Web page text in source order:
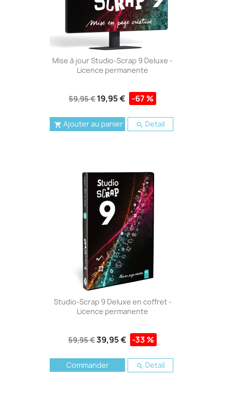
Mise à jour Studio-Scrap 9 Deluxe -
Licence permanente
59,95 €19,95 € -67 %
 Ajouter au panier  Detail
Studio-Scrap 9 Deluxe en coffret -
Licence permanente
59,95 €39,95 € -33 %
Commander  Detail